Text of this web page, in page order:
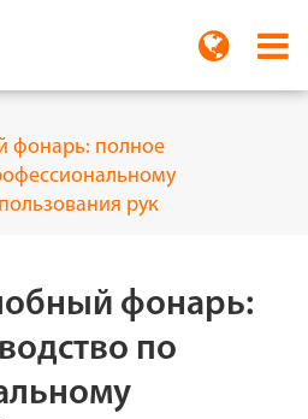
полное
рук
фонарь:
по